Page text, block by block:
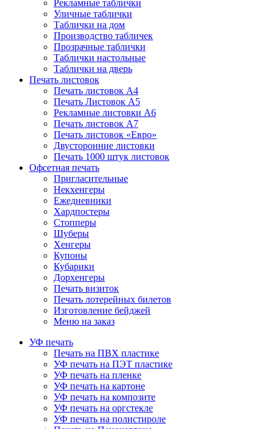
Рекламные таблички
Уличные таблички
Таблички на дом
Производство табличек
Прозрачные таблички
Таблички настольные
Таблички на дверь
Печать листовок
Печать листовок А4
Печать Листовок А5
Рекламные листовки А6
Печать листовок А7
Печать листовок «Евро»
Двусторонние листовки
Печать 1000 штук листовок
Офсетная печать
Пригласительные
Некхенгеры
Ежедневники
Хардпостеры
Стопперы
Шуберы
Хенгеры
Купоны
Кубарики
Дорхенгеры
Печать визиток
Печать лотерейных билетов
Изготовление бейджей
Меню на заказ
УФ печать
Печать на ПВХ пластике
УФ печать на ПЭТ пластике
УФ печать на пленке
УФ печать на картоне
УФ печать на композите
УФ печать на оргстекле
УФ печать на полистироле